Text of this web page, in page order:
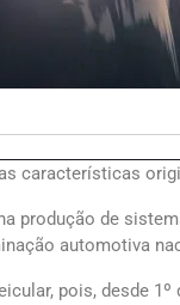
características
produção de
automotiva
pois, desde